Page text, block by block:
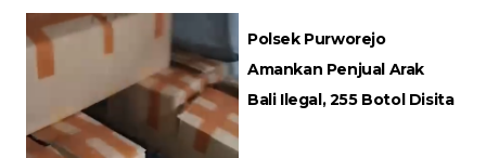
Polsek Purworejo
Amankan Penjual Arak
Bali Ilegal, 255 Botol Disita